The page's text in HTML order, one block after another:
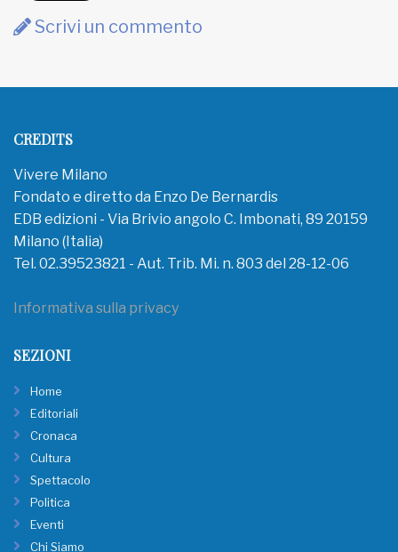
Informativa sulla privacy
Scrivi un commento
CREDITS
Vivere Milano
Fondato e diretto da Enzo De Bernardis
EDB edizioni - Via Brivio angolo C. Imbonati, 89 20159
Milano (Italia)
Tel. 02.39523821 - Aut. Trib. Mi. n. 803 del 28-12-06
Informativa sulla privacy
SEZIONI
Home
Editoriali
Cronaca
Cultura
Spettacolo
Politica
Eventi
Chi Siamo